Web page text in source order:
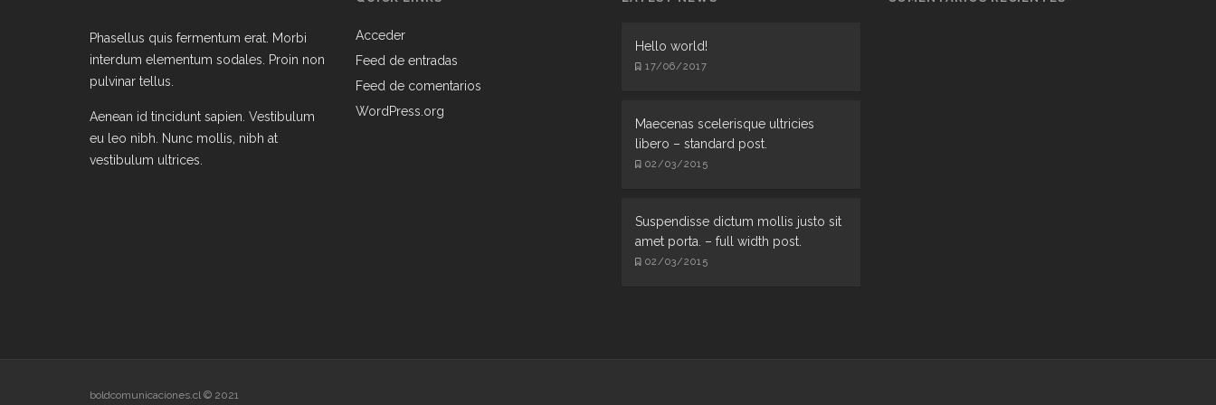
Phasellus quis fermentum erat. Morbi
interdum elementum sodales. Proin non
pulvinar tellus.
Aenean id tincidunt sapien. Vestibulum
eu leo nibh. Nunc mollis, nibh at
vestibulum ultrices.
Acceder
Feed de entradas
Feed de comentarios
WordPress.org
Hello world!
17/06/2017
Maecenas scelerisque ultricies
libero – standard post.
02/03/2015
Suspendisse dictum mollis justo sit
amet porta. – full width post.
02/03/2015
boldcomunicaciones.cl © 2021